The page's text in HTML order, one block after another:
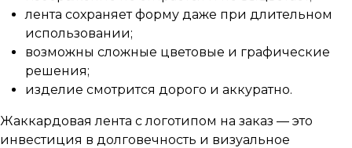
лента сохраняет форму даже при длительном
использовании;
возможны сложные цветовые и графические
решения;
изделие смотрится дорого и аккуратно.
Жаккардовая лента с логотипом на заказ — это
инвестиция в долговечность и визуальное